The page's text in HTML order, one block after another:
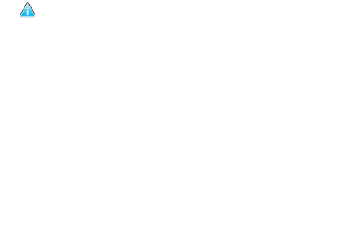
Odin S900 Spinningcykel